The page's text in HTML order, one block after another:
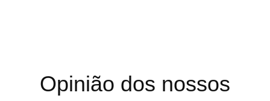
Opinião dos nossos